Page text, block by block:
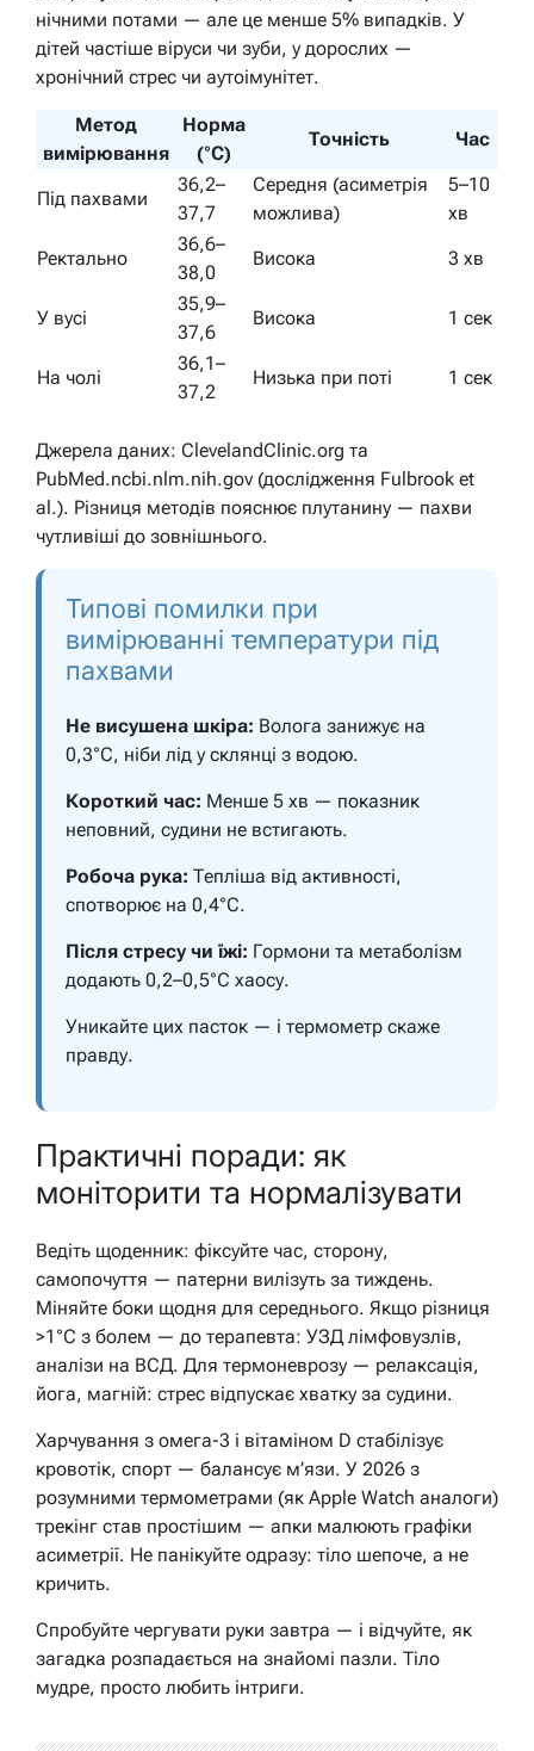
нічними потами — але це менше 5% випадків. У
дітей частіше віруси чи зуби, у дорослих —
хронічний стрес чи аутоімунітет.
Метод
вимірювання
Норма
(°C)
Точність Час
Під пахвами
36,2–
37,7
Середня (асиметрія
можлива)
5–10
хв
Ректально
36,6–
38,0
Висока 3 хв
У вусі
35,9–
37,6
Висока 1 сек
На чолі
36,1–
37,2
Низька при поті 1 сек
Джерела даних: ClevelandClinic.org та
PubMed.ncbi.nlm.nih.gov (дослідження Fulbrook et
al.). Різниця методів пояснює плутанину — пахви
чутливіші до зовнішнього.
Типові помилки при
вимірюванні температури під
пахвами
Не висушена шкіра: Волога занижує на
0,3°C, ніби лід у склянці з водою.
Короткий час: Менше 5 хв — показник
неповний, судини не встигають.
Робоча рука: Тепліша від активності,
спотворює на 0,4°C.
Після стресу чи їжі: Гормони та метаболізм
додають 0,2–0,5°C хаосу.
Уникайте цих пасток — і термометр скаже
правду.
Практичні поради: як
моніторити та нормалізувати
Ведіть щоденник: фіксуйте час, сторону,
самопочуття — патерни вилізуть за тиждень.
Міняйте боки щодня для середнього. Якщо різниця
>1°C з болем — до терапевта: УЗД лімфовузлів,
аналізи на ВСД. Для термоневрозу — релаксація,
йога, магній: стрес відпускає хватку за судини.
Харчування з омега-3 і вітаміном D стабілізує
кровотік, спорт — балансує м’язи. У 2026 з
розумними термометрами (як Apple Watch аналоги)
трекінг став простішим — апки малюють графіки
асиметрії. Не панікуйте одразу: тіло шепоче, а не
кричить.
Спробуйте чергувати руки завтра — і відчуйте, як
загадка розпадається на знайомі пазли. Тіло
мудре, просто любить інтриги.